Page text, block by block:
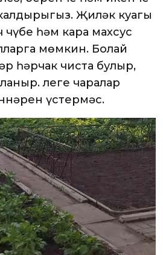
Җиләк куагы
чүбе һәм кара махсус
мөмкин. Болай
һәрчак чиста булыр,
Әлеге чаралар
үстермәс.